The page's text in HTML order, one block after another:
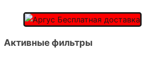
Активные фильтры